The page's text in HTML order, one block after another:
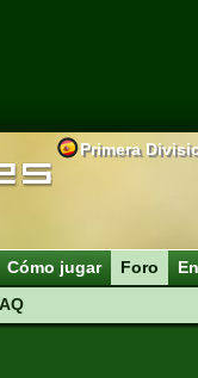
Primera
Cómo jugar
Foro